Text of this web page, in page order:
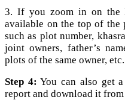
3. If you zoom in on the
available on the top of the
such as plot number,
joint owners, father’s
plots of the same owner, etc.
Step 4: You can also get
report and download it